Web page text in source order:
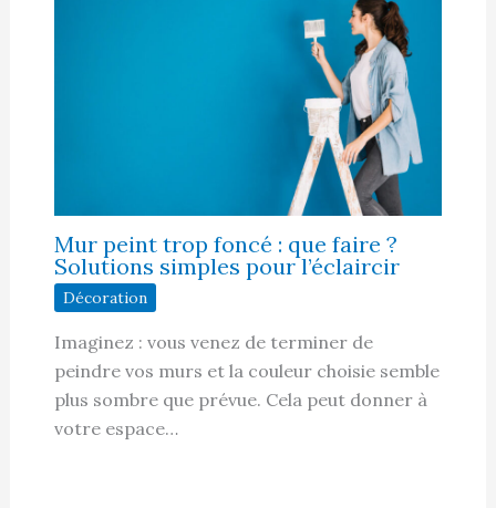
Mur peint trop foncé : que faire ?
Solutions simples pour l’éclaircir
Décoration
Imaginez : vous venez de terminer de
peindre vos murs et la couleur choisie semble
plus sombre que prévue. Cela peut donner à
votre espace…